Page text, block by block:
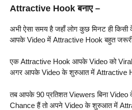
Attractive Hook बनाए –
अभी ऐसा समय है जहाँ लोग कुछ मिनट ही
आपके Video में Attractive Hook बहुत
एक Attractive Hook आपके Video को Viral
अगर आपके Video के शुरुआत में Attractive
तब आपके 90 प्रतिशत Viewers बिना Video
Chance हैं तो अपने Video के शुरुआत में